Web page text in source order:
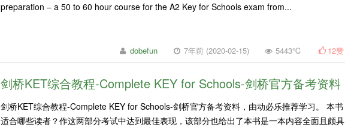
preparation – a 50 to 60 hour course for the A2 Key for Schools exam from...
dobefun 7年前 (2020-02-15) 5443℃ 12赞
剑桥KET综合教程-Complete KEY for Schools-剑桥官方备考资料
剑桥KET综合教程-Complete KEY for Schools-剑桥官方备考资料，由动必乐推荐学习。 本书
适合哪些读者？作这两部分考试中达到最佳表现，该部分也给出了本书是一本内容全面且颇具